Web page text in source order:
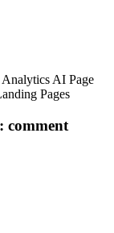
Analytics AI Page
Pages
comment